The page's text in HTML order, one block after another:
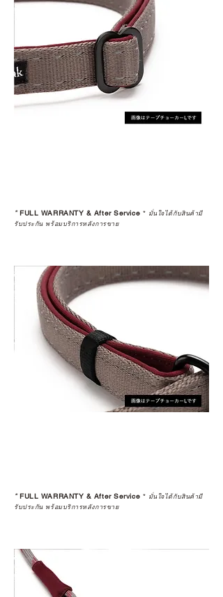
*FULL WARRANTY & After Service * มั่นใจได้กับสินค้ามี
รับประกัน พร้อมบริการหลังการขาย
*FULL WARRANTY & After Service * มั่นใจได้กับสินค้ามี
รับประกัน พร้อมบริการหลังการขาย